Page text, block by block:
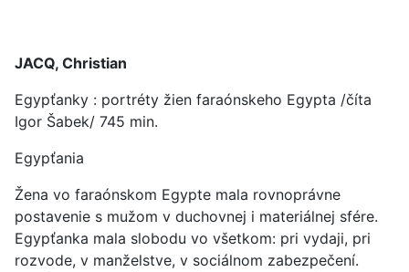
JACQ, Christian
Egypťanky : portréty žien faraónskeho Egypta /číta
Igor Šabek/ 745 min.
Egypťania
Žena vo faraónskom Egypte mala rovnoprávne
postavenie s mužom v duchovnej i materiálnej sfére.
Egypťanka mala slobodu vo všetkom: pri vydaji, pri
rozvode, v manželstve, v sociálnom zabezpečení.